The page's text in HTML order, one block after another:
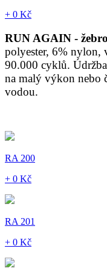
+ 0 Kč
RUN AGAIN -
polyester, 6% nylon,
90.000 cyklů.
na malý výkon nebo
vodou.
RA 200
+ 0 Kč
RA 201
+ 0 Kč